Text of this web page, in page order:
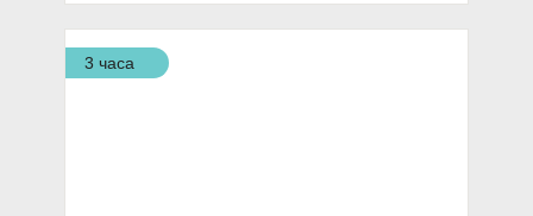
3 часа